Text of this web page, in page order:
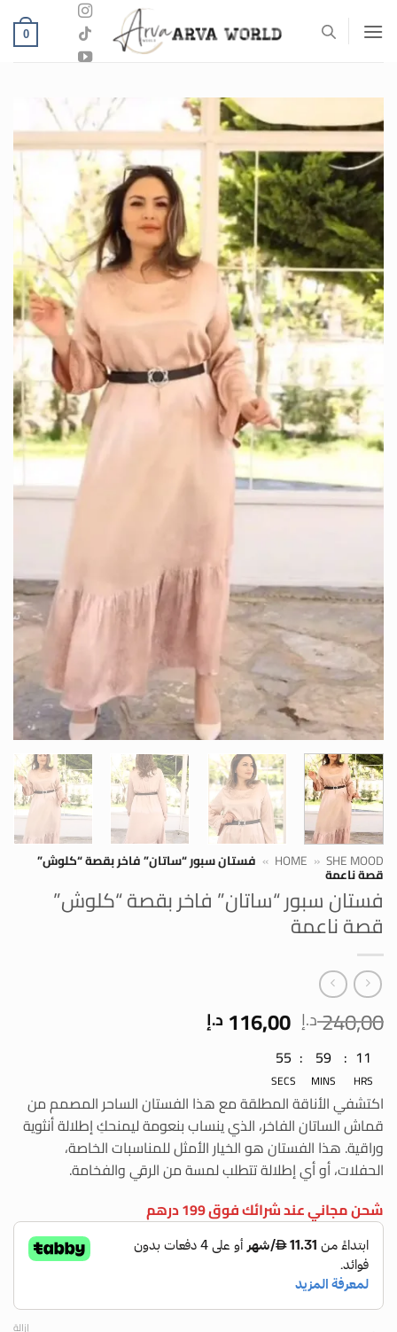
للمحتوى
0
HOME » SHE MOOD
» فستان سبور “ساتان” فاخر بقصة “كلوش”
قصة ناعمة
فستان سبور “ساتان” فاخر بقصة “كلوش”
قصة ناعمة
240,00د.إ السعر
الأصلي
هو:
240,00 د.إ.
116,00 د.إالسعر
الحالي 11
HRS
:
59
MINS
:
54
SECS
اكتشفي الأناقة المطلقة مع هذا الفستان الساحر المصمم من
قماش الساتان الفاخر، الذي ينساب بنعومة ليمنحكِ إطلالة أنثوية
وراقية. هذا الفستان هو الخيار الأمثل للمناسبات الخاصة،
الحفلات، أو أي إطلالة تتطلب لمسة من الرقي والفخامة.
شحن مجاني عند شرائك فوق 199 درهم
إزالة